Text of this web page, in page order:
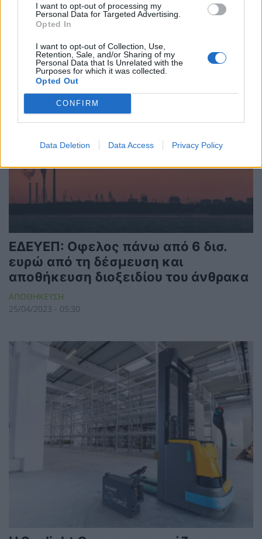
I want to opt-out of processing my
Personal Data for Targeted Advertising.
Opted In
I want to opt-out of Collection, Use,
Retention, Sale, and/or Sharing of my
Personal Data that Is Unrelated with the
Purposes for which it was collected.
Opted Out
CONFIRM
Data Deletion Data Access Privacy Policy
ΑΠΟΘΗΚΕΥΣΗ
26/04/2023 - 09:31
ΕΔΕΥΕΠ: Οφελος πάνω από 6 δισ.
ευρώ από τη δέσμευση και
αποθήκευση διοξειδίου του άνθρακα
ΑΠΟΘΗΚΕΥΣΗ
25/04/2023 - 05:30